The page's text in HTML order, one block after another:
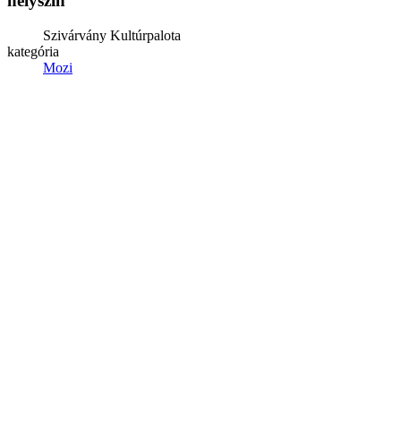
Szivárvány Kultúrpalota
kategória
Mozi